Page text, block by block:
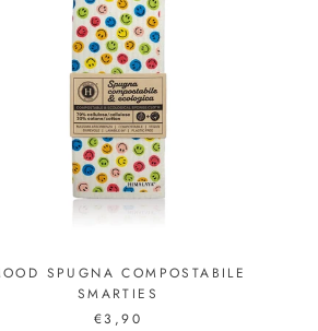
SPUGNA COMPOSTABILE
SMARTIES
€3,90